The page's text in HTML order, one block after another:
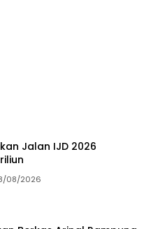
Jalan IJD 2026
08/2026